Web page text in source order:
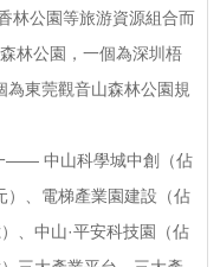
林公園等旅游資源組合而
林公園，一個為深圳梧
東莞觀音山森林公園規
—— 中山科學城中創（佔
）、電梯產業園建設（佔
、中山·平安科技園（佔